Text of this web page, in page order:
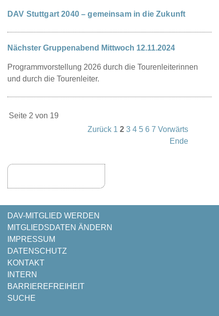
DAV Stuttgart 2040 – gemeinsam in die Zukunft
Nächster Gruppenabend Mittwoch 12.11.2024
Programmvorstellung 2026 durch die Tourenleiterinnen
und durch die Tourenleiter.
Seite 2 von 19
Zurück 1 2 3 4 5 6 7 Vorwärts
Ende
NAVIGATION
ÜBERSPRINGEN
DAV-MITGLIED WERDEN
MITGLIEDSDATEN ÄNDERN
IMPRESSUM
DATENSCHUTZ
KONTAKT
INTERN
BARRIEREFREIHEIT
SUCHE